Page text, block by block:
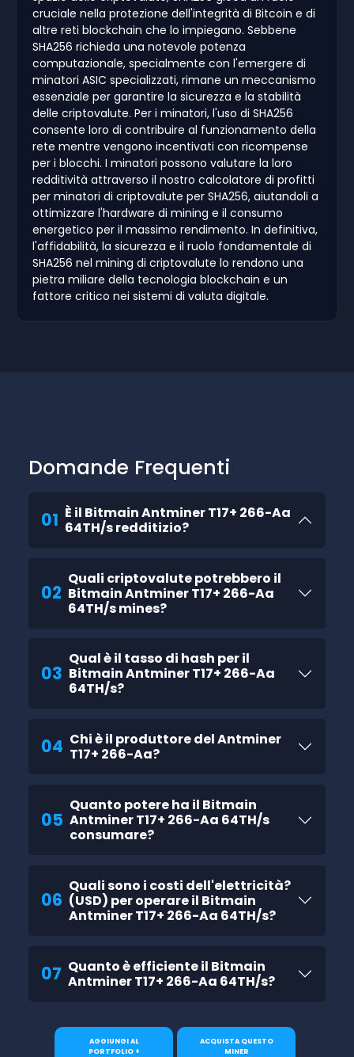
cruciale nella protezione dell'integrità di Bitcoin e di
altre reti blockchain che lo impiegano. Sebbene
SHA256 richieda una notevole potenza
computazionale, specialmente con l'emergere di
minatori ASIC specializzati, rimane un meccanismo
essenziale per garantire la sicurezza e la stabilità
delle criptovalute. Per i minatori, l'uso di SHA256
consente loro di contribuire al funzionamento della
rete mentre vengono incentivati con ricompense
per i blocchi. I minatori possono valutare la loro
redditività attraverso il nostro calcolatore di profitti
per minatori di criptovalute per SHA256, aiutandoli a
ottimizzare l'hardware di mining e il consumo
energetico per il massimo rendimento. In definitiva,
l'affidabilità, la sicurezza e il ruolo fondamentale di
SHA256 nel mining di criptovalute lo rendono una
pietra miliare della tecnologia blockchain e un
fattore critico nei sistemi di valuta digitale.
Domande Frequenti
01 È il Bitmain Antminer T17+ 266-Aa
64TH/s redditizio?
02
Quali criptovalute potrebbero il
Bitmain Antminer T17+ 266-Aa
64TH/s mines?
03
Qual è il tasso di hash per il
Bitmain Antminer T17+ 266-Aa
64TH/s?
04 Chi è il produttore del Antminer
T17+ 266-Aa?
05
Quanto potere ha il Bitmain
Antminer T17+ 266-Aa 64TH/s
consumare?
06
Quali sono i costi dell'elettricità?
(USD) per operare il Bitmain
Antminer T17+ 266-Aa 64TH/s?
07 Quanto è efficiente il Bitmain
Antminer T17+ 266-Aa 64TH/s?
AGGIUNGI AL
PORTFOLIO +
ACQUISTA QUESTO
MINER